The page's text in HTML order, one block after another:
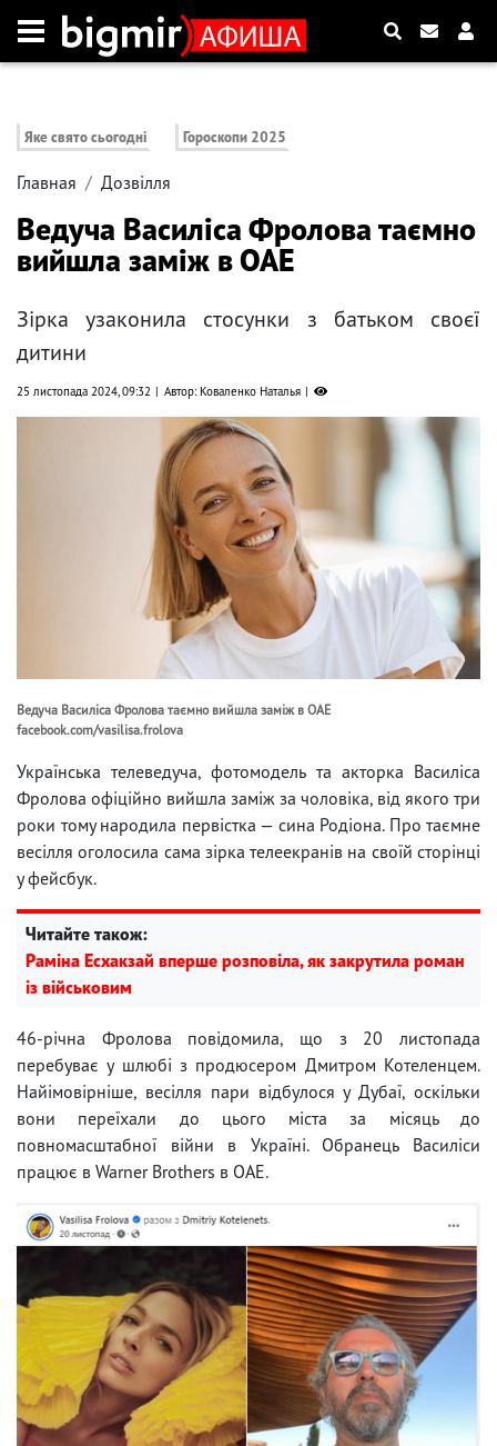
Яке свято сьогодні Гороскопи 2025
Главная Дозвілля
Ведуча Василіса Фролова таємно
вийшла заміж в ОАЕ
Зірка узаконила стосунки з батьком своєї
дитини
25 листопада 2024, 09:32 Автор: Коваленко Наталья
Ведуча Василіса Фролова таємно вийшла заміж в ОАЕ
facebook.com/vasilisa.frolova
Українська телеведуча, фотомодель та акторка Василіса
Фролова офіційно вийшла заміж за чоловіка, від якого три
роки тому народила первістка — сина Родіона. Про таємне
весілля оголосила сама зірка телеекранів на своїй сторінці
у фейсбук.
Читайте також:
Раміна Есхакзай вперше розповіла, як закрутила роман
із військовим
46-річна Фролова повідомила, що з 20 листопада
перебуває у шлюбі з продюсером Дмитром Котеленцем.
Найімовірніше, весілля пари відбулося у Дубаї, оскільки
вони переїхали до цього міста за місяць до
повномасштабної війни в Україні. Обранець Василіси
працює в Warner Brothers в ОАЕ.